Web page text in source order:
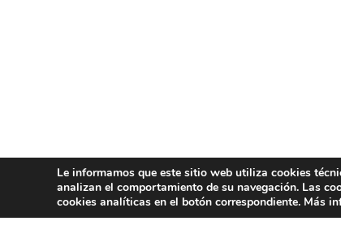
Le informamos que este sitio web utiliza cookies
analizan el comportamiento de su navegación. Las
cookies analíticas en el botón correspondiente. Más